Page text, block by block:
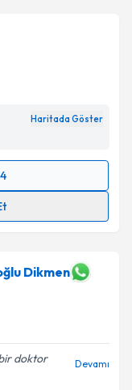
Haritada Göster
Dikmen
doktor
Devamı